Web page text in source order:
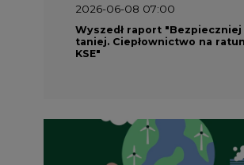
2026-06-08 07:00
Wyszedł raport "Bezpieczniej
taniej. Ciepłownictwo na
KSE"